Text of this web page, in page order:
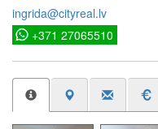
ingrida@cityreal.lv
+371 27065510